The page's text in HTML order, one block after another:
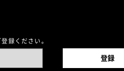
録ください。